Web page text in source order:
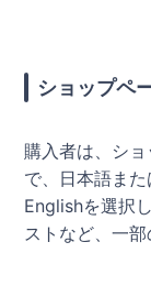
ショップペ
購入者は、シ
で、日本語また
Englishを選択
ストなど、一部